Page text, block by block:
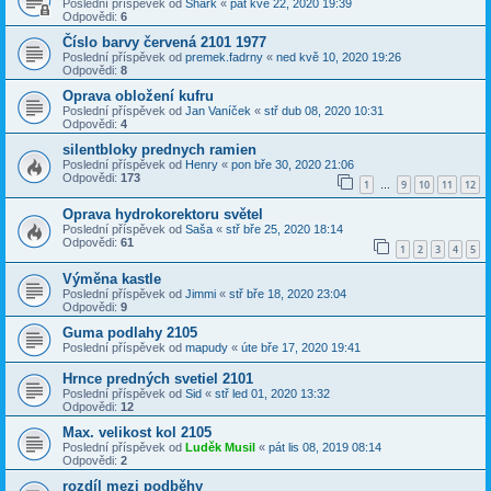
Poslední příspěvek od Shark « pát kvě 22, 2020 19:39
Odpovědi: 6
Číslo barvy červená 2101 1977
Poslední příspěvek od premek.fadrny « ned kvě 10, 2020 19:26
Odpovědi: 8
Oprava obložení kufru
Poslední příspěvek od Jan Vaníček « stř dub 08, 2020 10:31
Odpovědi: 4
silentbloky prednych ramien
Poslední příspěvek od Henry « pon bře 30, 2020 21:06
Odpovědi: 173 1 … 9 10 11 12
Oprava hydrokorektoru světel
Poslední příspěvek od Saša « stř bře 25, 2020 18:14
Odpovědi: 61 1 2 3 4 5
Výměna kastle
Poslední příspěvek od Jimmi « stř bře 18, 2020 23:04
Odpovědi: 9
Guma podlahy 2105
Poslední příspěvek od mapudy « úte bře 17, 2020 19:41
Hrnce predných svetiel 2101
Poslední příspěvek od Sid « stř led 01, 2020 13:32
Odpovědi: 12
Max. velikost kol 2105
Poslední příspěvek od Luděk Musil « pát lis 08, 2019 08:14
Odpovědi: 2
rozdíl mezi podběhy